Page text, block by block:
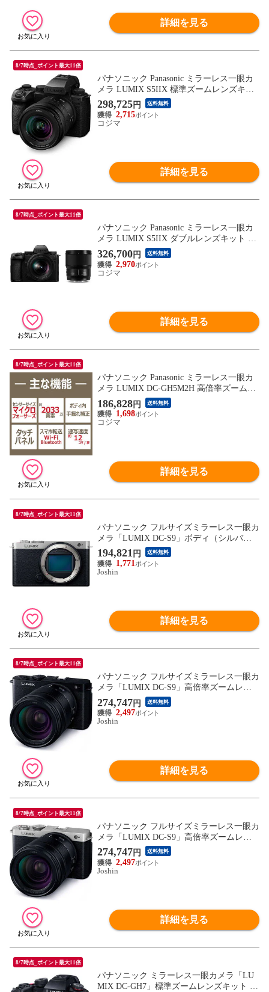
詳細を見る
8/7時点_ポイント最大11倍
パナソニック Panasonic ミラーレス一眼カ
メラ LUMIX S5IIX 標準ズームレンズキッ
ト DC-S5M2XK ブラック
298,725円 送料無料
2,715
コジマ
詳細を見る
8/7時点_ポイント最大11倍
パナソニック Panasonic ミラーレス一眼カ
メラ LUMIX S5IIX ダブルレンズキット DC
-S5M2XW ブラック
326,700円 送料無料
2,970
コジマ
詳細を見る
8/7時点_ポイント最大11倍
パナソニック Panasonic ミラーレス一眼カ
メラ LUMIX DC-GH5M2H 高倍率ズームレ
ンズキット
186,828円 送料無料
1,698
コジマ
詳細を見る
8/7時点_ポイント最大11倍
パナソニック フルサイズミラーレス一眼カ
メラ「LUMIX DC-S9」ボディ（シルバ
ー） Panasonic DC-S9-S 【返品種別A】
194,821 円 送料無料
1,771
Joshin
詳細を見る
8/7時点_ポイント最大11倍
パナソニック フルサイズミラーレス一眼カ
メラ「LUMIX DC-S9」高倍率ズームレン
ズキット（ブラック） Panasonic DC-S9H-K
【返品種別A】
274,747円 送料無料
2,497
Joshin
詳細を見る
8/7時点_ポイント最大11倍
パナソニック フルサイズミラーレス一眼カ
メラ「LUMIX DC-S9」高倍率ズームレン
ズキット（シルバー） Panasonic DC-S9H-S
【返品種別A】
274,747 円 送料無料
2,497
Joshin
詳細を見る
8/7時点_ポイント最大11倍
パナソニック ミラーレス一眼カメラ「LU
MIX DC-GH7」標準ズームレンズキット Pa